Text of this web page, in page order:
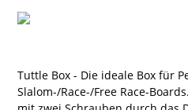
Tuttle Box - Die ideale Box für
Slalom-/Race-/Free Race-